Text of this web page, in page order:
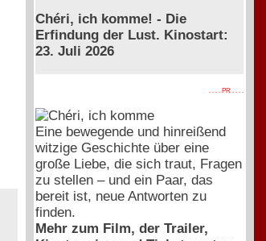
Chéri, ich komme! - Die
Erfindung der Lust. Kinostart:
23. Juli 2026
. . . . PR . . . .
Eine bewegende und hinreißend
witzige Geschichte über eine
große Liebe, die sich traut, Fragen
zu stellen – und ein Paar, das
bereit ist, neue Antworten zu
finden.
Mehr zum Film, der Trailer,